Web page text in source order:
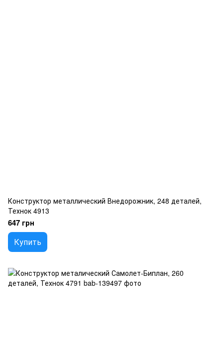
Конструктор металлический Внедорожник, 248 деталей,
Технок 4913
647 грн
Купить